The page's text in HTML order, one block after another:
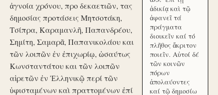
ἀγνοία χρόνου, προ δεκαετιῶν, τας
δημοσίας προτάσεις Μητσοτάκη,
Τσίπρα, Καραμανλῆ, Παπανδρέου,
Σημίτη, Σαμαρᾶ, Παπανικολάου και
τῶν λοιπῶν ἐν ἐπιχωρίῳ, ὡσαύτως
Κωνσταντάτου και τῶν λοιπῶν
αἱρετῶν ἐν Ἑλληνικῷ περί τῶν
ὑφισταμένων καὶ πραττομένων ἐπί
ἀδικίᾳ καὶ τῷ
ἀφανεῖ τά
πράγματα
διοικεῖν καί τό
πλῆθος ἄκριτον
ποιεῖν. Αὐτοί δέ
τῶν κοινῶν
πόρων
ἀπολαύοντες
καί τῷ δημοσίω